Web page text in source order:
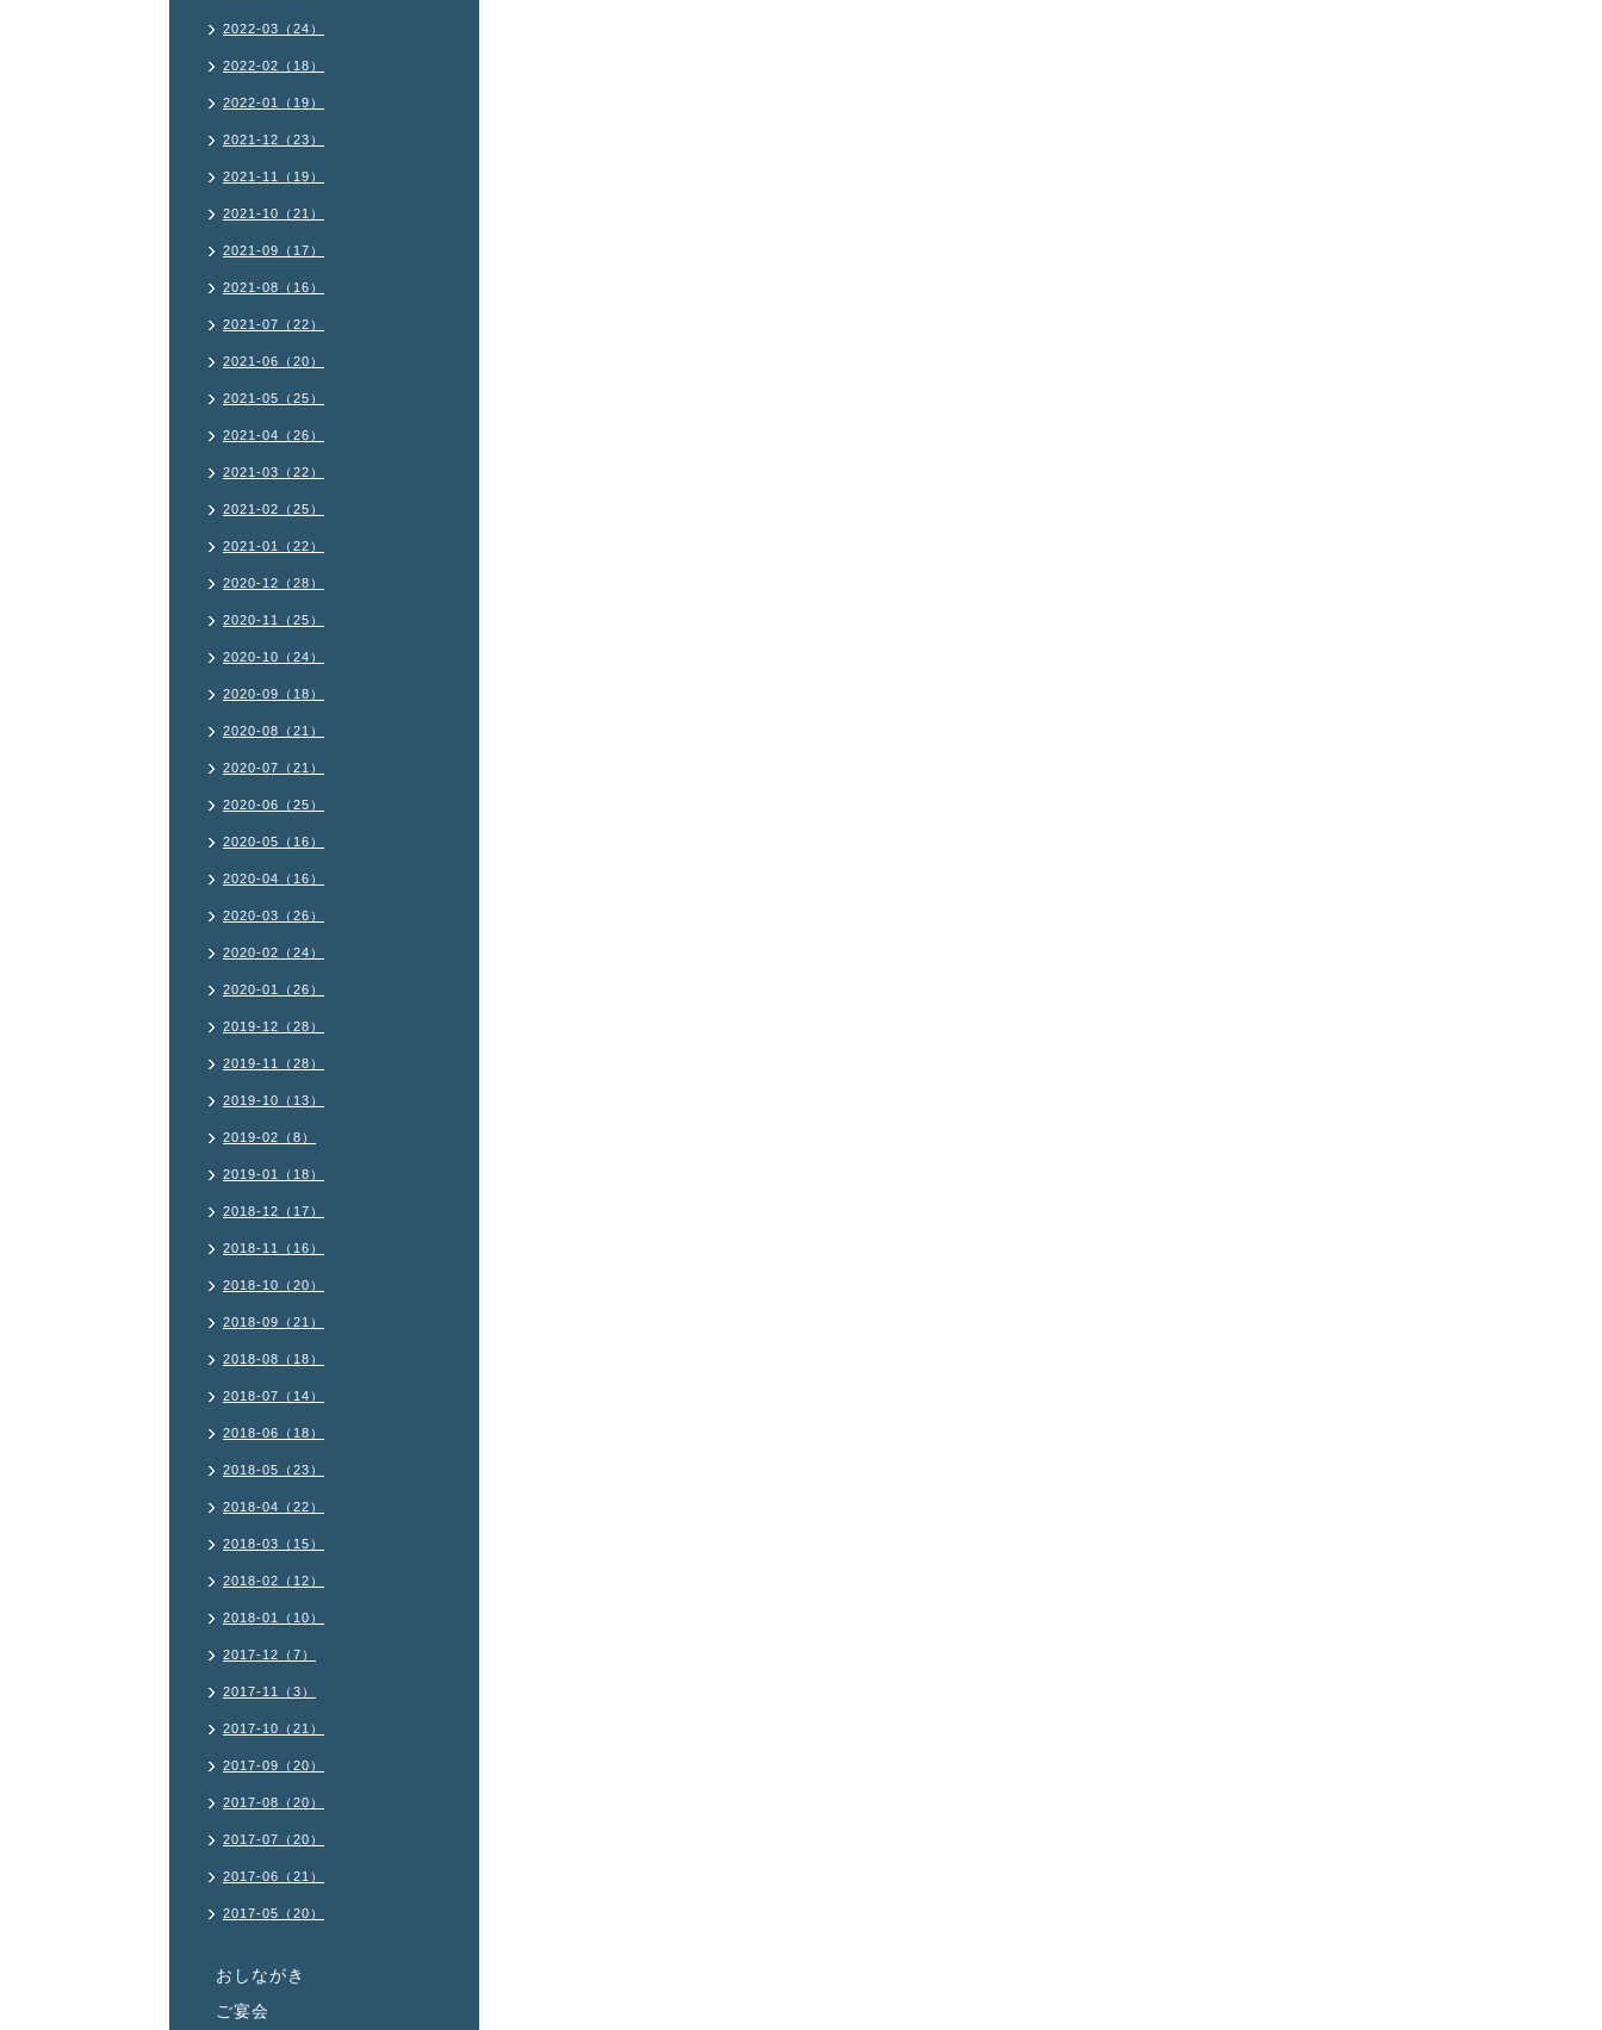
2022-03（24）
2022-02（18）
2022-01（19）
2021-12（23）
2021-11（19）
2021-10（21）
2021-09（17）
2021-08（16）
2021-07（22）
2021-06（20）
2021-05（25）
2021-04（26）
2021-03（22）
2021-02（25）
2021-01（22）
2020-12（28）
2020-11（25）
2020-10（24）
2020-09（18）
2020-08（21）
2020-07（21）
2020-06（25）
2020-05（16）
2020-04（16）
2020-03（26）
2020-02（24）
2020-01（26）
2019-12（28）
2019-11（28）
2019-10（13）
2019-02（8）
2019-01（18）
2018-12（17）
2018-11（16）
2018-10（20）
2018-09（21）
2018-08（18）
2018-07（14）
2018-06（18）
2018-05（23）
2018-04（22）
2018-03（15）
2018-02（12）
2018-01（10）
2017-12（7）
2017-11（3）
2017-10（21）
2017-09（20）
2017-08（20）
2017-07（20）
2017-06（21）
2017-05（20）
おしながき
ご宴会